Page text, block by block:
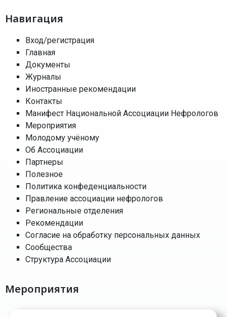
Навигация
Вход/регистрация
Главная
Документы
Журналы
Иностранные рекомендации
Контакты
Манифест Национальной Ассоциации Нефрологов
Мероприятия
Молодому учёному
Об Ассоциации
Партнеры
Полезное
Политика конфеденциальности
Правление ассоциации нефрологов
Региональные отделения
Рекомендации
Согласие на обработку персональных данных
Сообщества
Структура Ассоциации
Мероприятия